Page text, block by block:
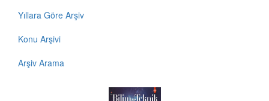
Yıllara Göre Arşiv
Konu Arşivi
Arşiv Arama